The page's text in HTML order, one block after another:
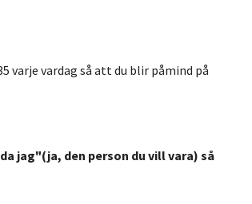
varje vardagså att du blir påmind på
jag"(ja, den person du vill vara) så